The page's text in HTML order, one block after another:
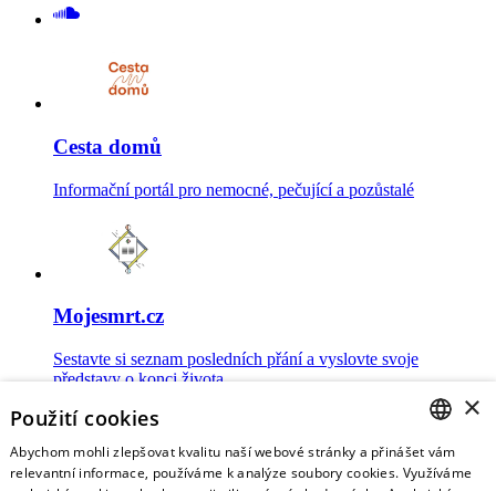
Cesta domů
Informační portál pro nemocné, pečující a pozůstalé
Mojesmrt.cz
Sestavte si seznam posledních přání a vyslovte svoje
představy o konci života
CZECH
×
Použití cookies
Abychom mohli zlepšovat kvalitu naší webové stránky a přinášet vám
relevantní informace, používáme k analýze soubory cookies. Využíváme